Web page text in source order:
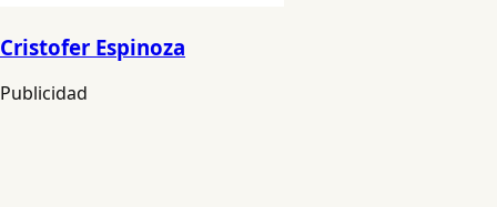
Cristofer Espinoza
Publicidad